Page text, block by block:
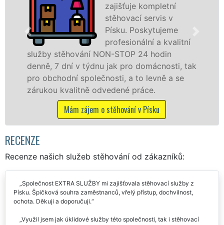
zajišťuje kompletní
stěhovací servis v
Písku. Poskytujeme
profesionální a kvalitní
NON-STOP 24 hodin
jak pro domácnosti, tak
a to levně a se
odvedené práce.
o stěhování v Písku
služby
celém okresu
franchisové sítě
Nabízíme
včetně víkendů a
Mám zájem
RECENZE
Recenze našich služeb stěhování od zákazníků:
Společnost EXTRA SLUŽBY mi zajišťovala stěhovací služby z
Písku. Špičková souhra zaměstnanců, vřelý přístup, dochvilnost,